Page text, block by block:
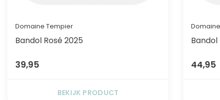
Domaine Tempier
Bandol Rosé 2025
39,95
BEKIJK PRODUCT
44,95